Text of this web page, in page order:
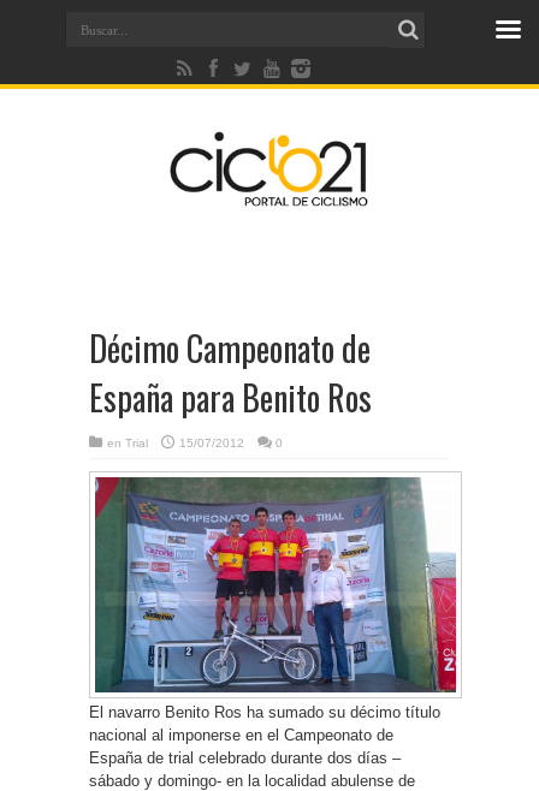
Décimo Campeonato de
España para Benito Ros
en Trial 15/07/2012 0
El navarro Benito Ros ha sumado su décimo título
nacional al imponerse en el Campeonato de
España de trial celebrado durante dos días –
sábado y domingo- en la localidad abulense de